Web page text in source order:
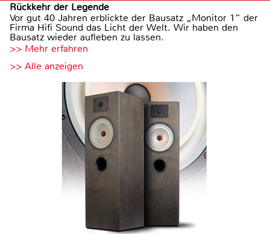
Rückkehr der Legende
Vor gut 40 Jahren erblickte der Bausatz „Monitor 1“ der
Firma Hifi Sound das Licht der Welt. Wir haben den
Bausatz wieder aufleben zu lassen.
>> Mehr erfahren
>> Alle anzeigen